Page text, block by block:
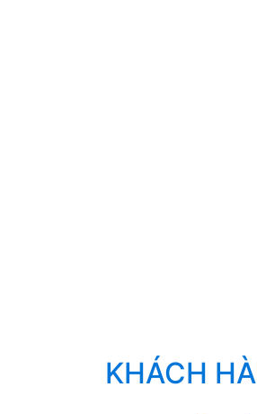
KHÁCH